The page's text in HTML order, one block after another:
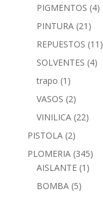
PIGMENTOS (4)
PINTURA (21)
REPUESTOS (11)
SOLVENTES (4)
trapo (1)
VASOS (2)
VINILICA (22)
PISTOLA (2)
PLOMERIA (345)
AISLANTE (1)
BOMBA (5)